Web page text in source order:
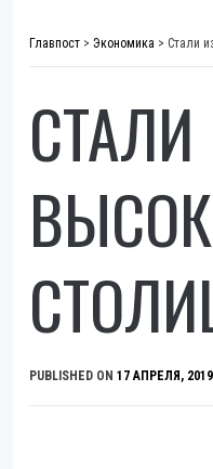
Главпост > Экономика > Стали
PUBLISHED ON 17 АПРЕЛЯ, 2019